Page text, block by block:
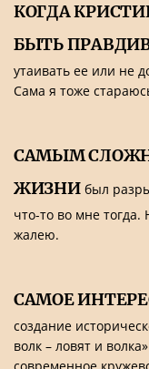
КОГДА
БЫТЬ
утаивать ее или не
Сама я тоже
САМЫМ
ЖИЗНИбыл
что-то во мне
жалею.
САМОЕ
создание
волк – ловят и